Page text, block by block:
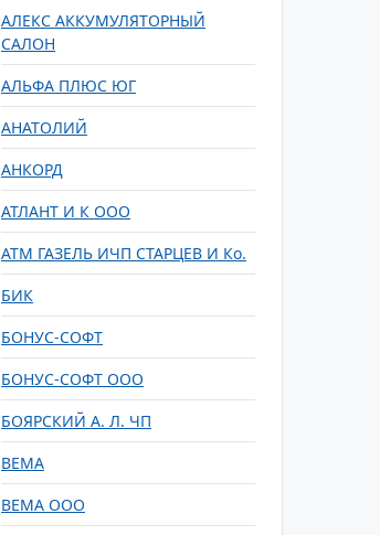
АЛЕКС АККУМУЛЯТОРНЫЙ
САЛОН
АЛЬФА ПЛЮС ЮГ
АНАТОЛИЙ
АНКОРД
АТЛАНТ И К ООО
АТМ ГАЗЕЛЬ ИЧП СТАРЦЕВ И Ко.
БИК
БОНУС-СОФТ
БОНУС-СОФТ ООО
БОЯРСКИЙ А. Л. ЧП
ВЕМА
ВЕМА ООО